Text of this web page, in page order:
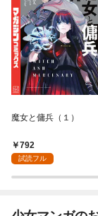
魔女と傭兵（１）
792
試読フル